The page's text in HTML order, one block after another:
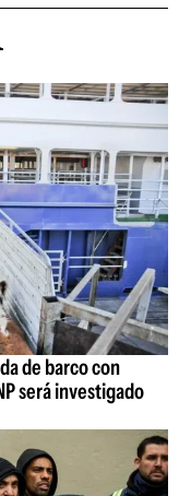
de barco con
será investigado